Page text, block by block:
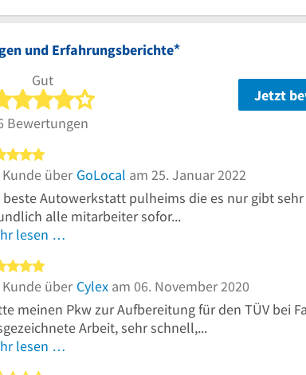
30
Uhr
30
12
Uhr
und Erfahrungsberichte*
Gut
4 von 5 Sternen
Bewertungen
Jetzt
über GoLocal am 25. Januar 2022
beste Autowerkstatt pulheims die es nur gibt
alle mitarbeiter sofor...
lesen …
über Cylex am 06. November 2020
meinen Pkw zur Aufbereitung für den TÜV bei
Arbeit, sehr schnell,...
lesen …